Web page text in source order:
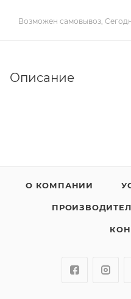
Возможен самовывоз,
Описание
О КОМПАНИИ